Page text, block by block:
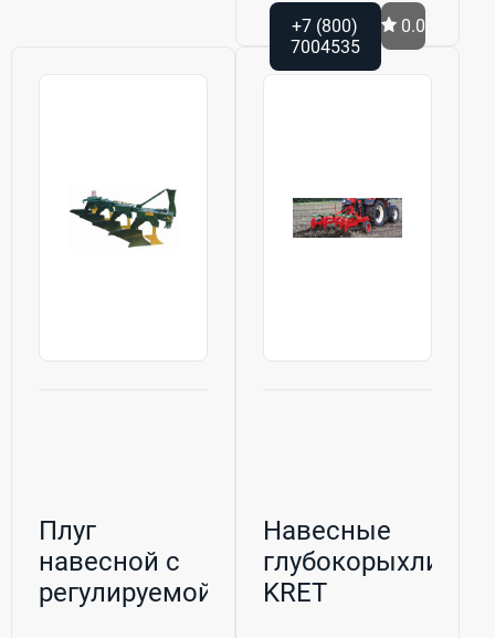
+7 (800)
7004535
0.0
Плуг
навесной с
регулируемой
Навесные
KRET